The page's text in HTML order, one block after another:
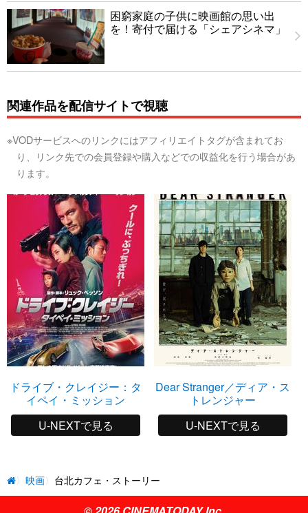
困窮家庭の子供に映画館の思い出
を！寄付で届ける「シェアシネマ」
関連作品を配信サイトで視聴
※VODサービスへのリンクにはアフィリエイトタグが含まれてお
り、リンク先での会員登録や購入などでの収益化を行う場合があ
ります。
ドライブ・クレイジー：タ
イペイ・ミッション
U-NEXTで見る
Dear Stranger／ディア・ス
トレンジャー
U-NEXTで見る
映画 台北カフェ・ストーリー